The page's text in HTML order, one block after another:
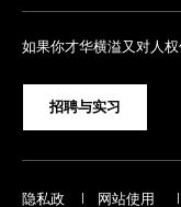
如果你才华横溢又对人
招聘与实习
隐私政 网站使用